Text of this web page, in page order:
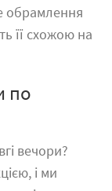
обрамлення
її схожою на
по
вечори?
і ми